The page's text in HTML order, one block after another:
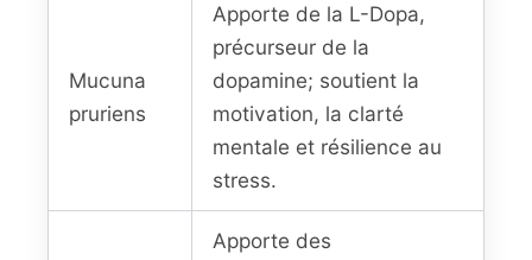
Mucuna
pruriens
Apporte de la L-Dopa,
précurseur de la
dopamine; soutient la
motivation, la clarté
mentale et résilience au
stress.
Apporte des